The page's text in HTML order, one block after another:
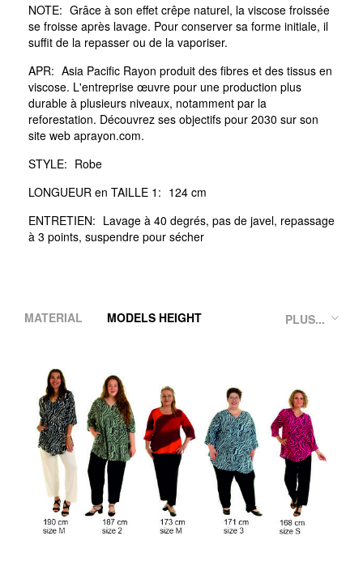
NOTE: Grâce à son effet crêpe naturel, la viscose froissée
se froisse après lavage. Pour conserver sa forme initiale, il
suffit de la repasser ou de la vaporiser.
APR: Asia Pacific Rayon produit des fibres et des tissus en
viscose. L'entreprise œuvre pour une production plus
durable à plusieurs niveaux, notamment par la
reforestation. Découvrez ses objectifs pour 2030 sur son
site web aprayon.com.
STYLE: Robe
LONGUEUR en TAILLE 1: 124 cm
ENTRETIEN: Lavage à 40 degrés, pas de javel, repassage
à 3 points, suspendre pour sécher
PLUS...
MATERIAL MODELS HEIGHT